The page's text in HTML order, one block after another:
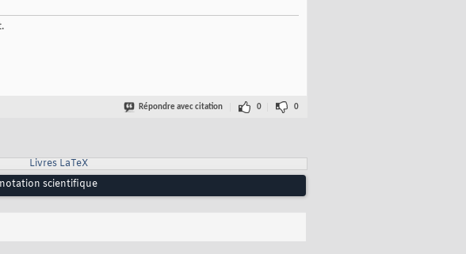
Répondre avec citation 0 0
Livres LaTeX
scientifique